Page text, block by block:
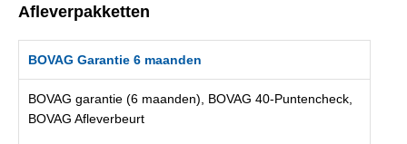
Afleverpakketten
BOVAG Garantie 6 maanden
BOVAG garantie (6 maanden), BOVAG 40-Puntencheck,
BOVAG Afleverbeurt